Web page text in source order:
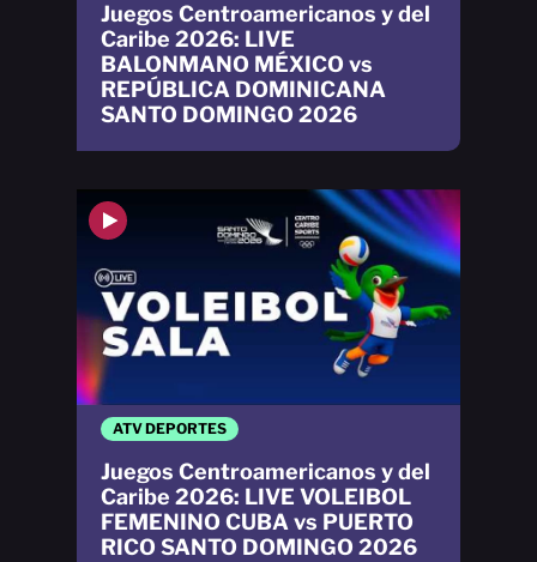
ATV DEPORTES
Juegos Centroamericanos y del
Caribe 2026: LIVE VOLEIBOL
FEMENINO CUBA vs PUERTO
RICO SANTO DOMINGO 2026
Juegos Centroamericanos y del
Caribe 2026: LIVE
BALONMANO MÉXICO vs
REPÚBLICA DOMINICANA
SANTO DOMINGO 2026